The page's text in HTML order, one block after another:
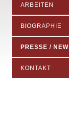
ARBEITEN
BIOGRAPHIE
PRESSE /
KONTAKT